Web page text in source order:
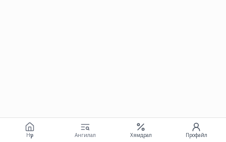
Нүүр Ангилал Хямдрал Профайл